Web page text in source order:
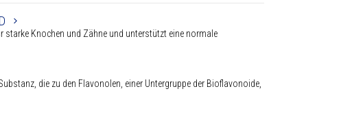
Knochen und Zähne und unterstützt eine normale
die zu den Flavonolen, einer Untergruppe der Bioflavonoide,